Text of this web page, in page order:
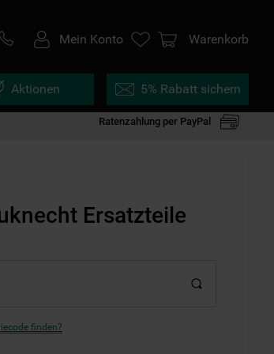
Mein Konto Warenkorb
Aktionen 5% Rabatt sichern
Ratenzahlung per PayPal
Ersatzteile
finden?